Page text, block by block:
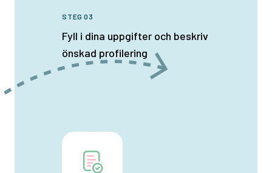
STEG 03
Fyll i dina uppgifter och beskriv
önskad profilering